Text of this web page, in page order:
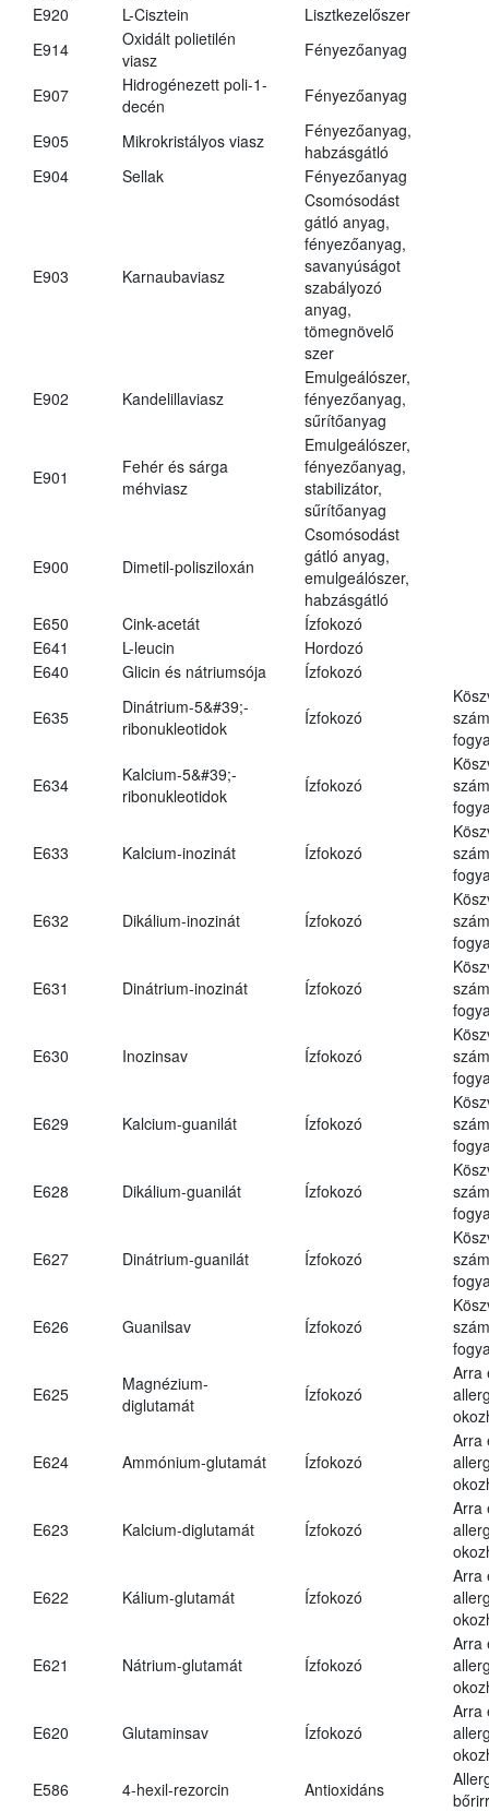
E920
L-Cisztein
Lisztkezelőszer
E914
Oxidált polietilén
viasz
Fényezőanyag
E907
Hidrogénezett poli-1-
decén
Fényezőanyag
E905 Mikrokristályos viasz
Fényezőanyag,
habzásgátló
E904
Sellak Fényezőanyag
E903 Karnaubaviasz
Csomósodást
gátló anyag,
fényezőanyag,
savanyúságot
szabályozó
anyag,
tömegnövelő
szer
E902 Kandelillaviasz
Emulgeálószer,
fényezőanyag,
sűrítőanyag
E901
Fehér és sárga
méhviasz
Emulgeálószer,
fényezőanyag,
stabilizátor,
sűrítőanyag
E900 Dimetil-polisziloxán
Csomósodást
gátló anyag,
emulgeálószer,
habzásgátló
E650
Cink-acetát
Ízfokozó
E641
L-leucin
Hordozó
E640
Glicin és nátriumsója Ízfokozó
E635
Dinátrium-5&#39;-
ribonukleotidok
Ízfokozó
E634
Kalcium-5&#39;-
ribonukleotidok
Ízfokozó
E633 Kalcium-inozinát Ízfokozó
E632 Dikálium-inozinát Ízfokozó
E631 Dinátrium-inozinát Ízfokozó
E630 Inozinsav Ízfokozó
E629 Kalcium-guanilát Ízfokozó
E628 Dikálium-guanilát Ízfokozó
E627 Dinátrium-guanilát Ízfokozó
E626 Guanilsav Ízfokozó
E625
Magnézium-
diglutamát
Ízfokozó
Arra
E624 Ammónium-glutamát Ízfokozó
Arra
E623 Kalcium-diglutamát Ízfokozó
Arra
E622 Kálium-glutamát Ízfokozó
Arra
E621 Nátrium-glutamát Ízfokozó
Arra
E620 Glutaminsav Ízfokozó
Arra
E586
4-hexil-rezorcin Antioxidáns